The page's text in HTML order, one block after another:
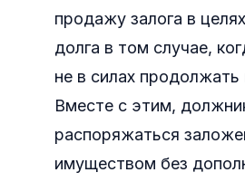
продажу залога в
долга в том случае,
не в силах продолжать
Вместе с этим,
распоряжаться
имуществом без